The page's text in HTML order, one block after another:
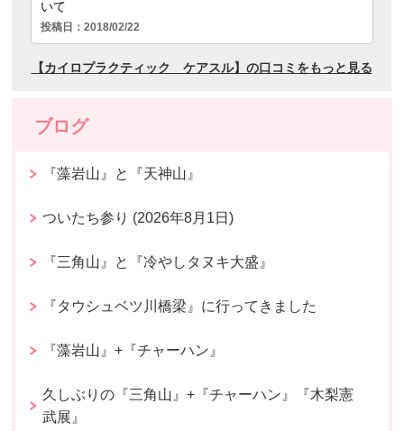
ブログ
『藻岩山』と『天神山』
ついたち参り (2026年8月1日)
『三角山』と『冷やしタヌキ大盛』
『タウシュベツ川橋梁』に行ってきました
『藻岩山』+『チャーハン』
久しぶりの『三角山』+『チャーハン』『木梨憲
武展』